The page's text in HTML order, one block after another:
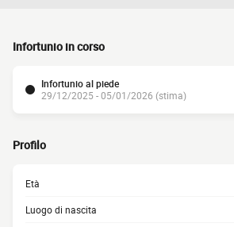
Infortunio in corso
Infortunio al piede
29/12/2025 - 05/01/2026 (stima)
Profilo
Età
Luogo di nascita